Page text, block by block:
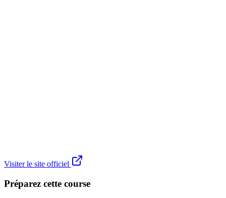
Visiter le site officiel
Préparez cette course